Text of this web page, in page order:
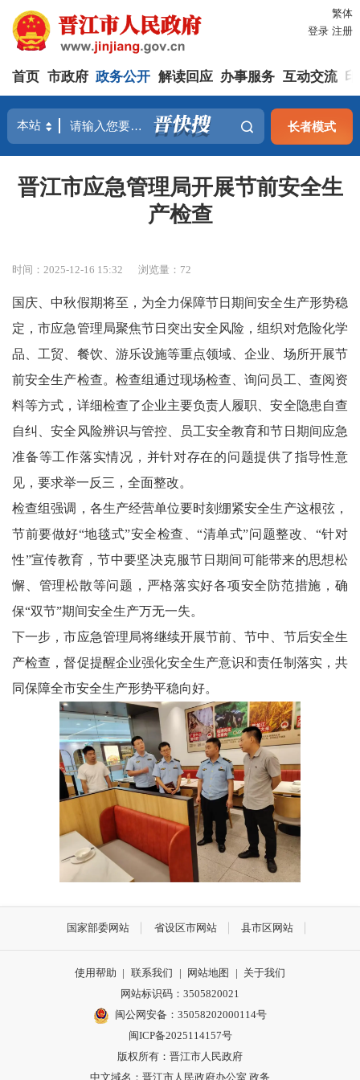
繁体
登录 注册
首页 市政府 政务公开 解读回应 办事服务 互动交流
长者模式
晋江市应急管理局开展节前安全生
产检查
时间：2025-12-16 15:32 浏览量： 72
国庆、中秋假期将至，为全力保障节日期间安全生产形势稳
定，市应急管理局聚焦节日突出安全风险，组织对危险化学
品、工贸、餐饮、游乐设施等重点领域、企业、场所开展节
前安全生产检查。检查组通过现场检查、询问员工、查阅资
料等方式，详细检查了企业主要负责人履职、安全隐患自查
自纠、安全风险辨识与管控、员工安全教育和节日期间应急
准备等工作落实情况，并针对存在的问题提供了指导性意
见，要求举一反三，全面整改。
检查组强调，各生产经营单位要时刻绷紧安全生产这根弦，
节前要做好“地毯式”安全检查、“清单式”问题整改、“针对
性”宣传教育，节中要坚决克服节日期间可能带来的思想松
懈、管理松散等问题，严格落实好各项安全防范措施，确
保“双节”期间安全生产万无一失。
下一步，市应急管理局将继续开展节前、节中、节后安全生
产检查，督促提醒企业强化安全生产意识和责任制落实，共
同保障全市安全生产形势平稳向好。
国家部委网站 省设区市网站 县市区网站
使用帮助 | 联系我们 | 网站地图 | 关于我们
网站标识码：3505820021
闽公网安备：35058202000114号
闽ICP备2025114157号
版权所有：晋江市人民政府
中文域名：晋江市人民政府办公室.政务